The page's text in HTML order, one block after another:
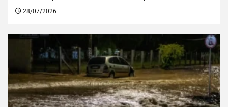
28/07/2026